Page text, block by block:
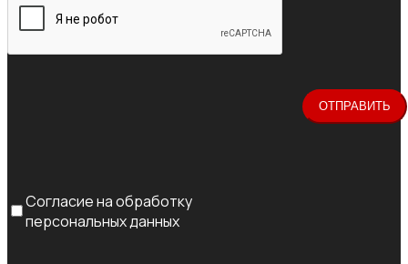
Согласие на обработку
персональных данных